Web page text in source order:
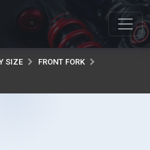
SIZE
FRONT FORK